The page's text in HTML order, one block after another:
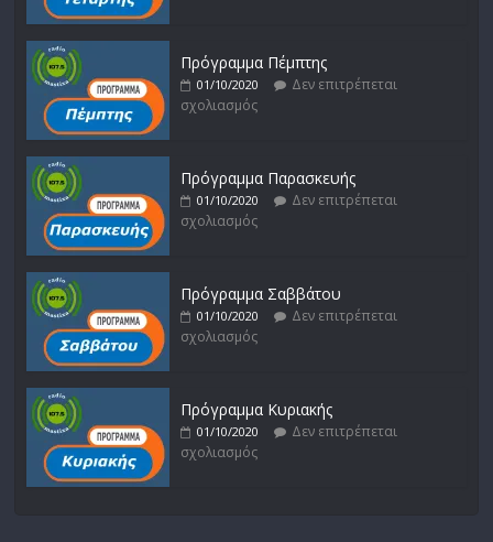
Πρόγραμμα Πέμπτης
01/10/2020
Δεν επιτρέπεται
σχολιασμός
Πρόγραμμα Παρασκευής
01/10/2020
Δεν επιτρέπεται
σχολιασμός
Πρόγραμμα Σαββάτου
01/10/2020
Δεν επιτρέπεται
σχολιασμός
Πρόγραμμα Κυριακής
01/10/2020
Δεν επιτρέπεται
σχολιασμός